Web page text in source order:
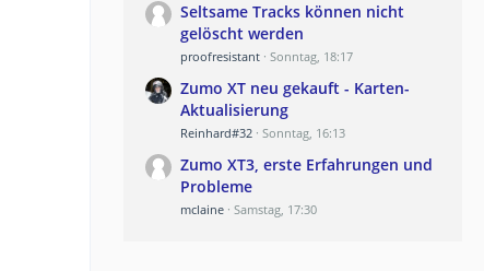
Seltsame Tracks können nicht
gelöscht werden
proofresistant Sonntag, 18:17
Zumo XT neu gekauft - Karten-
Aktualisierung
Reinhard#32 Sonntag, 16:13
Zumo XT3, erste Erfahrungen und
Probleme
mclaine Samstag, 17:30